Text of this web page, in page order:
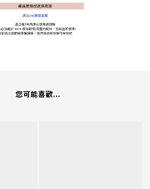
您可能喜歡...